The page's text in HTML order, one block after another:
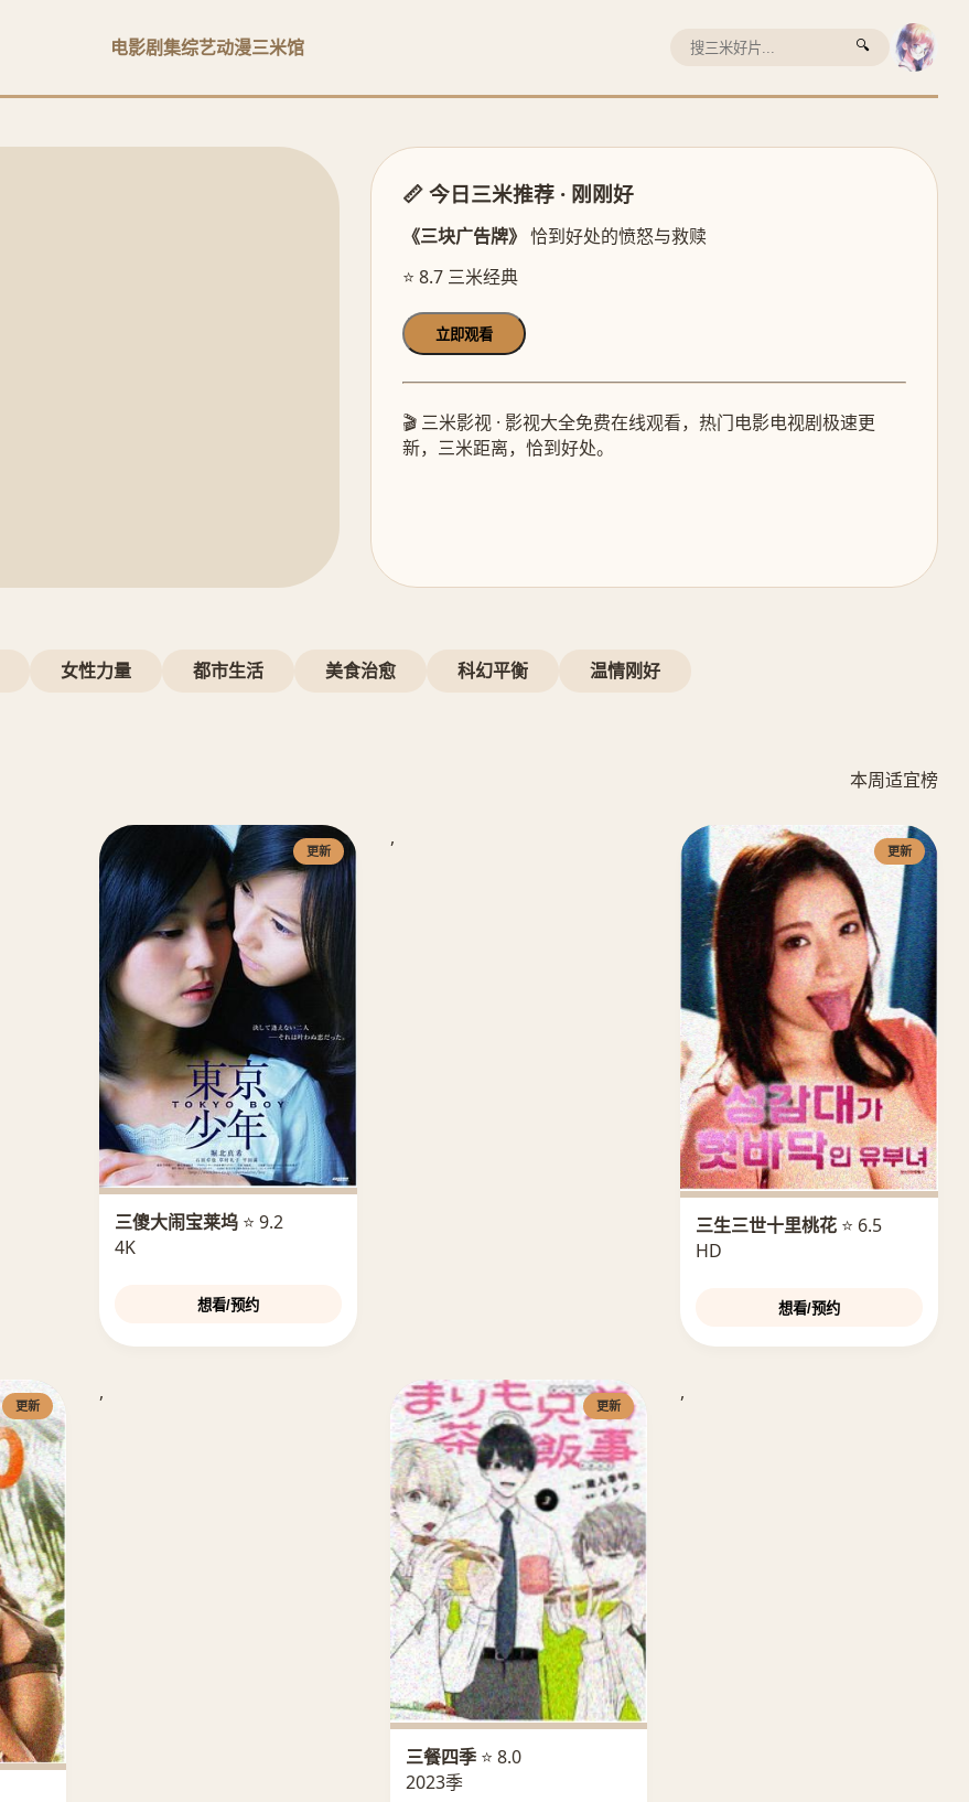
电影剧集综艺动漫三米馆 🔍
📏 今日三米推荐 · 刚刚好
《三块广告牌》 恰到好处的愤怒与救赎
⭐ 8.7 三米经典
立即观看
🎬 三米影视 · 影视大全免费在线观看，热门电影电视剧极速更
新，三米距离，恰到好处。
女性力量 都市生活 美食治愈 科幻平衡 温情刚好
本周适宜榜
更新
三傻大闹宝莱坞 ⭐ 9.2
4K
想看/预约
,
更新
三生三世十里桃花 ⭐ 6.5
HD
想看/预约
更新
,
更新
三餐四季⭐ 8.0
2023季
,